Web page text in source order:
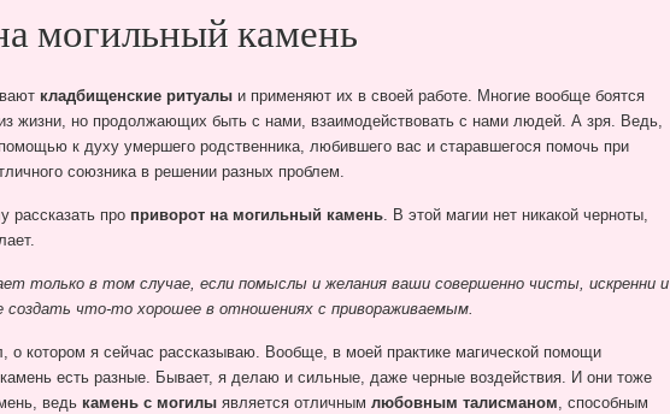
могильный камень
кладбищенские ритуалыи применяют их в своей работе. Многие вообще боятся
жизни, но продолжающих быть с нами, взаимодействовать с нами людей. А зря. Ведь,
к духу умершего родственника, любившего вас и старавшегося помочь при
союзника в решении разных проблем.
рассказать про приворот на могильный камень. В этой магии нет никакой черноты,
только в том случае, если помыслы и желания ваши совершенно чисты, искренни и
создать что-то хорошее в отношениях с привораживаемым.
о котором я сейчас рассказываю. Вообще, в моей практике магической помощи
есть разные. Бывает, я делаю и сильные, даже черные воздействия. И они тоже
ведь камень с могилыявляется отличным любовным талисманом, способным